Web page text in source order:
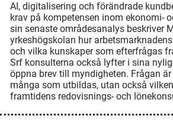
AI, digitalisering och förändrade
krav på kompetensen inom ekonomi-
sin senaste områdesanalys beskriver
yrkeshögskolan hur
och vilka kunskaper som efterfrågas
Srf konsulterna också lyfter i sina
öppna brev till myndigheten. Frågan
många som utbildas, utan också
framtidens redovisnings- och